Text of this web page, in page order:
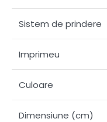
Sistem de prindere
Imprimeu
Culoare
Dimensiune (cm)